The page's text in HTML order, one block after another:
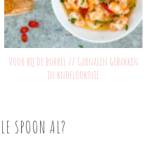
Voor bij de borrel // Garnalen gebakken
in knoflookolie
SPOON AL?